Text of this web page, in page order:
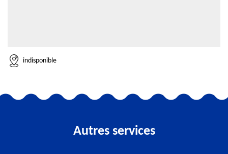
indisponible
Autres services